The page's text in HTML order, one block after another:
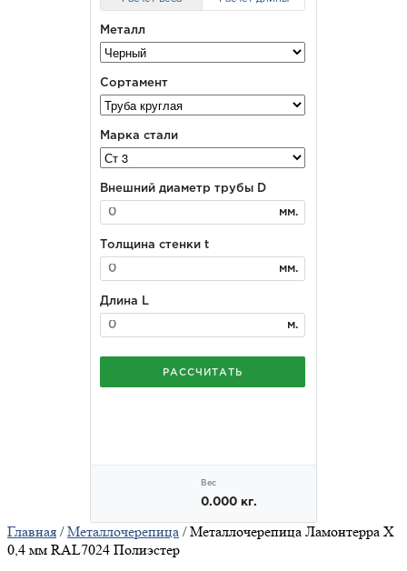
Главная /Металлочерепица / Металлочерепица Ламонтерра X
0,4 мм RAL7024 Полиэстер